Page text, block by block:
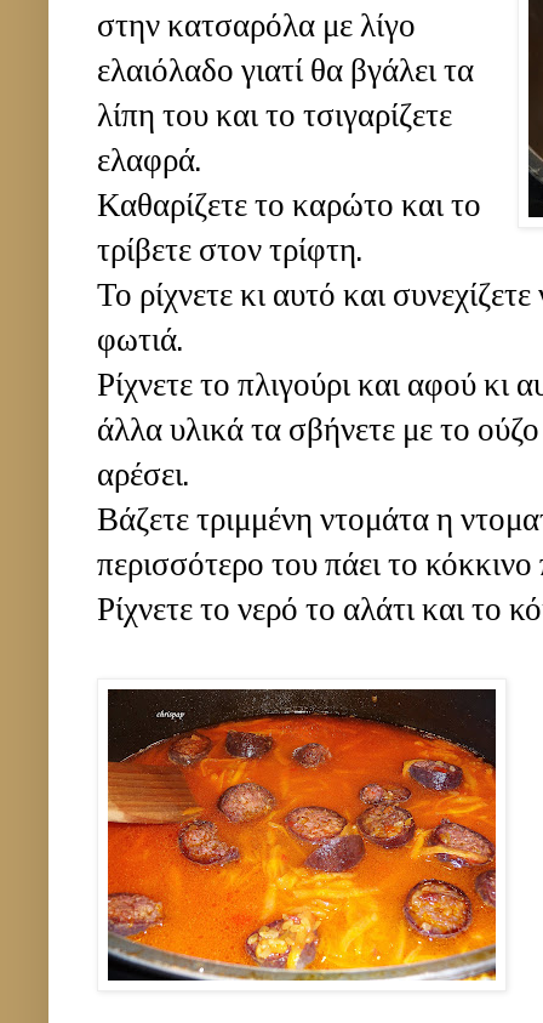
στην κατσαρόλα με λίγο
ελαιόλαδο γιατί θα βγάλει τα
λίπη του και το τσιγαρίζετε
ελαφρά.
Καθαρίζετε το καρώτο και το
τρίβετε στον τρίφτη.
Το ρίχνετε κι αυτό και
φωτιά.
Ρίχνετε το πλιγούρι και αφού κι
άλλα υλικά τα σβήνετε με το
αρέσει.
Βάζετε τριμμένη ντομάτα η
περισσότερο του πάει το κόκκινο
Ρίχνετε το νερό το αλάτι και το